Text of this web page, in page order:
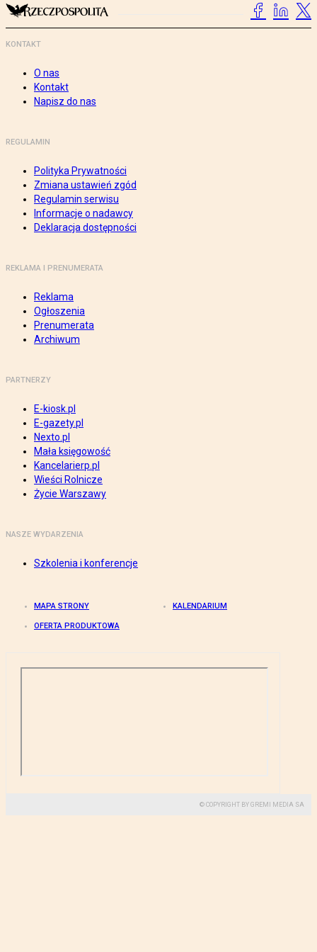
KONTAKT
O nas
Kontakt
Napisz do nas
REGULAMIN
Polityka Prywatności
Zmiana ustawień zgód
Regulamin serwisu
Informacje o nadawcy
Deklaracja dostępności
REKLAMA I PRENUMERATA
Reklama
Ogłoszenia
Prenumerata
Archiwum
PARTNERZY
E-kiosk.pl
E-gazety.pl
Nexto.pl
Mała księgowość
Kancelarierp.pl
Wieści Rolnicze
Życie Warszawy
NASZE WYDARZENIA
Szkolenia i konferencje
MAPA STRONY KALENDARIUM
OFERTA PRODUKTOWA
© COPYRIGHT BY GREMI MEDIA SA